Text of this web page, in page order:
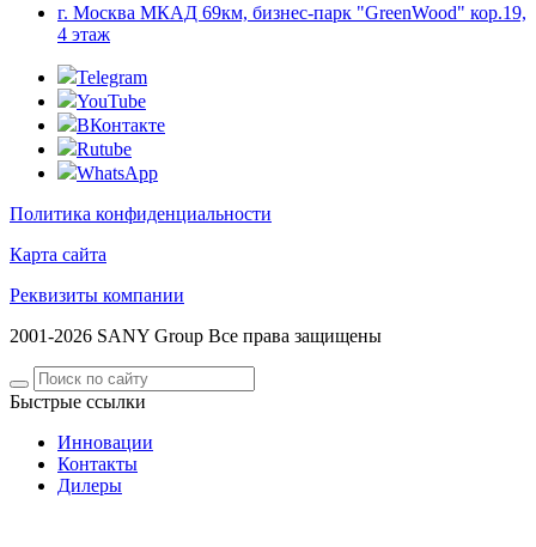
г. Москва МКАД 69км, бизнес-парк "GreenWood" кор.19,
4 этаж
Telegram
YouTube
ВКонтакте
Rutube
WhatsApp
Политика конфиденциальности
Карта сайта
Реквизиты компании
2001-2026 SANY Group Все права защищены
Быстрые ссылки
Инновации
Контакты
Дилеры